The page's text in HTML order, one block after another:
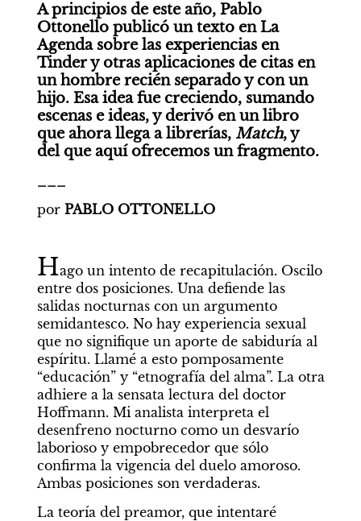
A principios de este año, Pablo
Ottonello publicó un texto en La
Agenda sobre las experiencias en
Tinder y otras aplicaciones de citas en
un hombre recién separado y con un
hijo. Esa idea fue creciendo, sumando
escenas e ideas, y derivó en un libro
que ahora llega a librerías, Match, y
del que aquí ofrecemos un fragmento.
por PABLO OTTONELLO
Hago un intento de recapitulación. Oscilo
entre dos posiciones. Una defiende las
salidas nocturnas con un argumento
semidantesco. No hay experiencia sexual
que no signifique un aporte de sabiduría al
espíritu. Llamé a esto pomposamente
“educación” y “etnografía del alma”. La otra
adhiere a la sensata lectura del doctor
Hoffmann. Mi analista interpreta el
desenfreno nocturno como un desvarío
laborioso y empobrecedor que sólo
confirma la vigencia del duelo amoroso.
Ambas posiciones son verdaderas.
La teoría del preamor, que intentaré